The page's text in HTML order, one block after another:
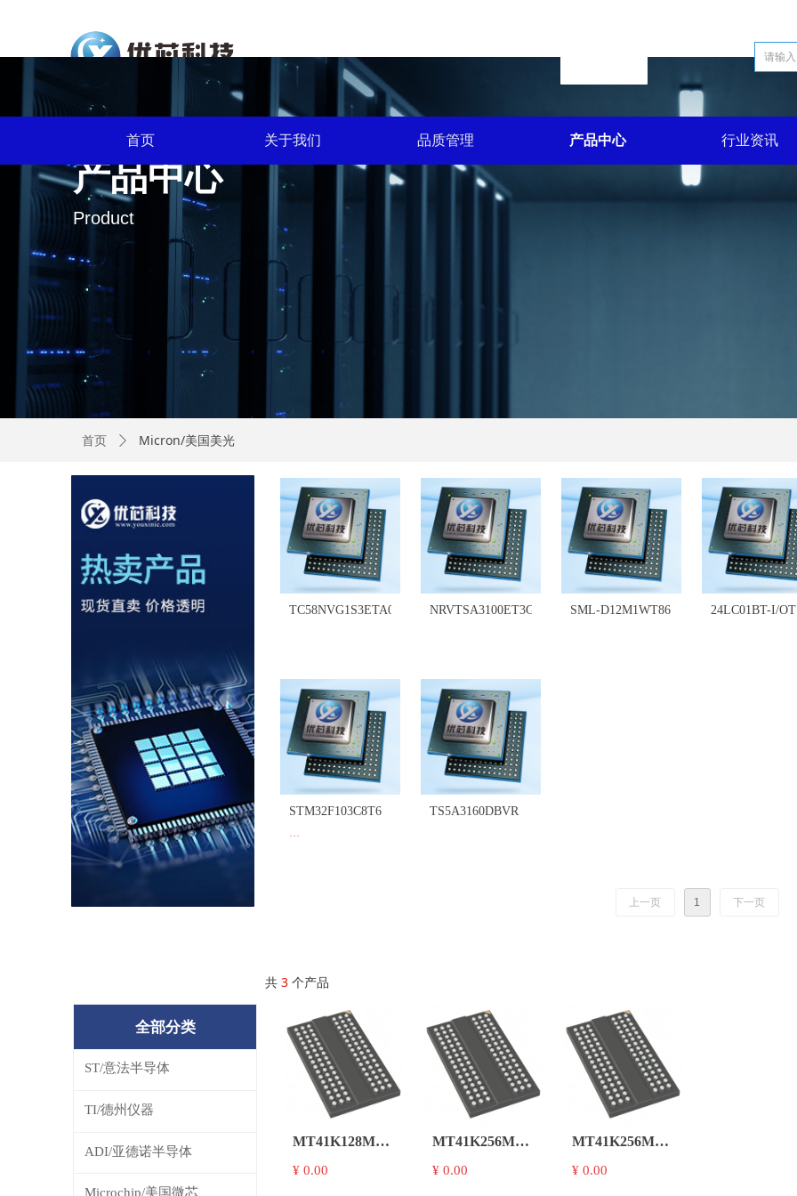
首页 关于我们 品质管理 产品中心 行业资讯
产品中心
Product
首页 ꄲ Micron/美国美光
共 3 个产品
MT41K128M16JT-
125:K
¥ 0.00
MT41K256M16TW-
107 IT:P
¥ 0.00
MT41K256M16TW-
107:P
¥ 0.00
全部分类
ST/意法半导体
TI/德州仪器
ADI/亚德诺半导体
Microchip/美国微芯
TC58NVG1S3ETA00 NRVTSA3100ET3G SML-D12M1WT86 24LC01BT-I/OT
STM32F103C8T6 TS5A3160DBVR
上一页 1 下一页